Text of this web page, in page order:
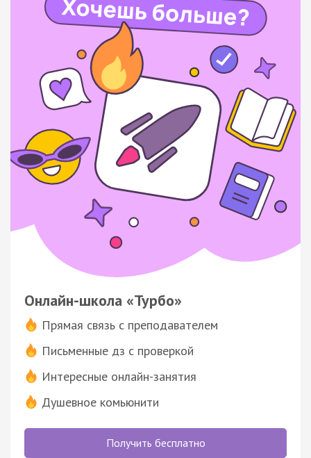
Онлайн-школа «Турбо»
Прямая связь с преподавателем
Письменные дз с проверкой
Интересные онлайн-занятия
Душевное комьюнити
Получить бесплатно